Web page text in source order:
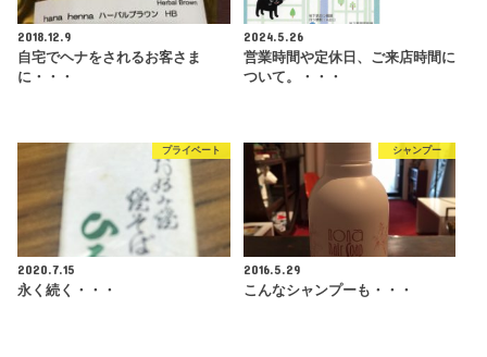
2018.12.9
自宅でヘナをされるお客さま
に・・・
2024.5.26
営業時間や定休日、ご来店時間に
ついて。・・・
プライベート
2020.7.15
永く続く・・・
シャンプー
2016.5.29
こんなシャンプーも・・・